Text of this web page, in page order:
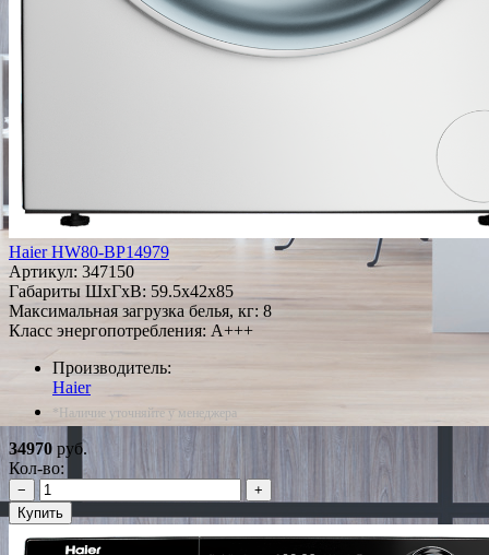
Haier HW80-BP14979
Артикул: 347150
Габариты ШxГxВ: 59.5x42x85
Максимальная загрузка белья, кг: 8
Класс энергопотребления: A+++
Производитель:
Haier
*Наличие уточняйте у менеджера
34970 руб.
Кол-во:
−
+
Купить